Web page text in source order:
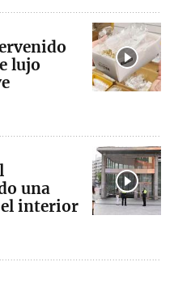
lujo
una
el interior